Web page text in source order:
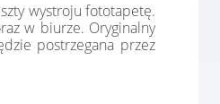
wystroju fototapetę.
w biurze. Oryginalny
postrzegana przez